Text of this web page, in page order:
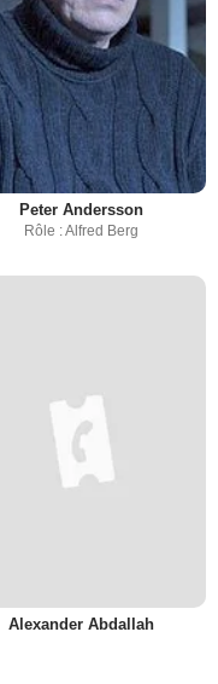
Peter Andersson
Rôle : Alfred Berg
Alexander Abdallah